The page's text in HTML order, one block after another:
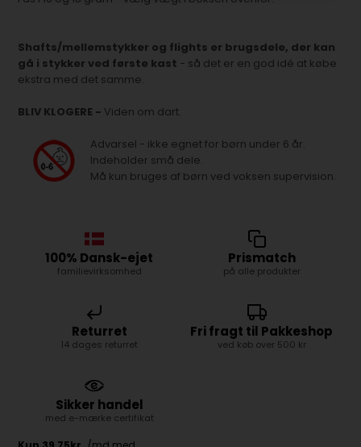
Shafts/mellemstykker og flights er brugsdele, der kan
gå i stykker ved første kast - så det er en god idé at købe
ekstra med det samme.
BLIV KLOGERE - Viden om dart.
Advarsel - ikke egnet for børn under 6 år.
Indeholder små dele.
Må kun bruges af børn ved voksen supervision.
100% Dansk-ejet
familievirksomhed
Prismatch
på alle produkter
Returret
14 dages returret
Fri fragt til Pakkeshop
ved køb over 500 kr
Sikker handel
med e-mærke certifikat